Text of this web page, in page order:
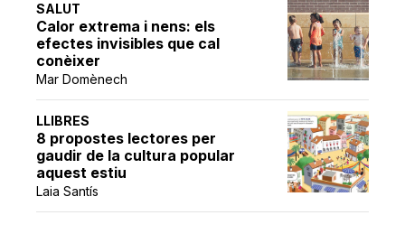
SALUT
Calor extrema i nens: els
efectes invisibles que cal
conèixer
Mar Domènech
LLIBRES
8 propostes lectores per
gaudir de la cultura popular
aquest estiu
Laia Santís